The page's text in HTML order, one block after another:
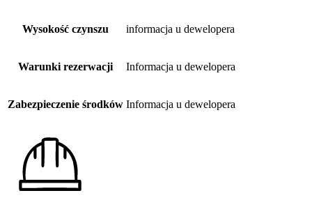
Wysokość czynszu informacja u dewelopera
Warunki rezerwacji Informacja u dewelopera
Zabezpieczenie środków Informacja u dewelopera